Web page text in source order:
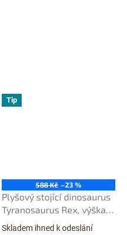
Tip
588 Kč –23 %
Plyšový stojící dinosaurus
Tyranosaurus Rex, výška
48 cm, délka 70 cm,
Průměrné
Skladem ihned k odeslání